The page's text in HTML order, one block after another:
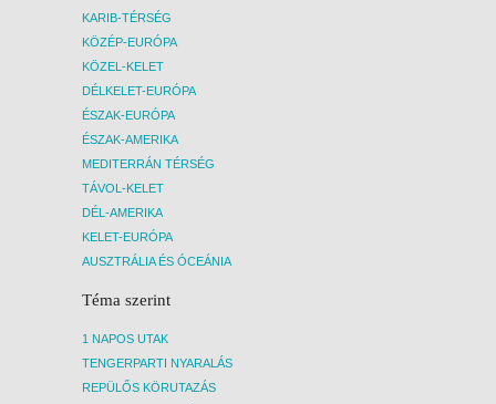
KARIB-TÉRSÉG
KÖZÉP-EURÓPA
KÖZEL-KELET
DÉLKELET-EURÓPA
ÉSZAK-EURÓPA
ÉSZAK-AMERIKA
MEDITERRÁN TÉRSÉG
TÁVOL-KELET
DÉL-AMERIKA
KELET-EURÓPA
AUSZTRÁLIA ÉS ÓCEÁNIA
Téma szerint
1 NAPOS UTAK
TENGERPARTI NYARALÁS
REPÜLŐS KÖRUTAZÁS